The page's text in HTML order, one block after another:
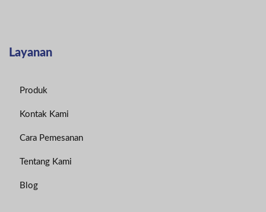
Layanan
Produk
Kontak Kami
Cara Pemesanan
Tentang Kami
Blog